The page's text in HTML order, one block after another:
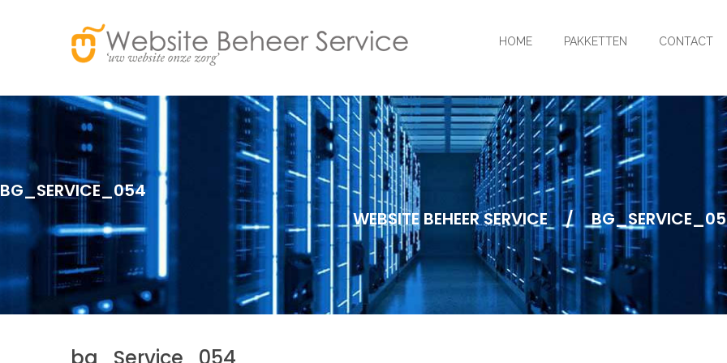
HOME PAKKETTEN CONTACT
BG_SERVICE_054
WEBSITE BEHEER SERVICE
/